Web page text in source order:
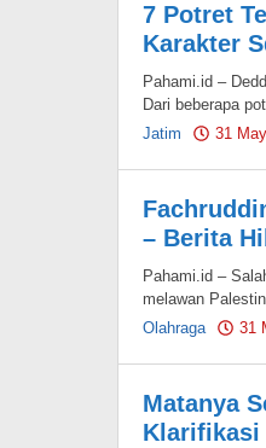
7 Potret
Karakter
Pahami.id –
Dari beberapa
Jatim
31
– Berita
Pahami.id –
melawan
Olahraga
31
Matanya
Klarifikasi